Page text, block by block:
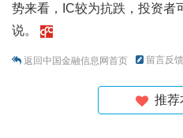
势来看，IC较为抗跌，投资者
说。
返回中国金融信息网首页 留言反馈
推荐